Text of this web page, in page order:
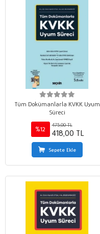
Tüm Dokümanlarla KVKK Uyum
Süreci
%12
475,00 TL
418,00 TL
Sepete Ekle